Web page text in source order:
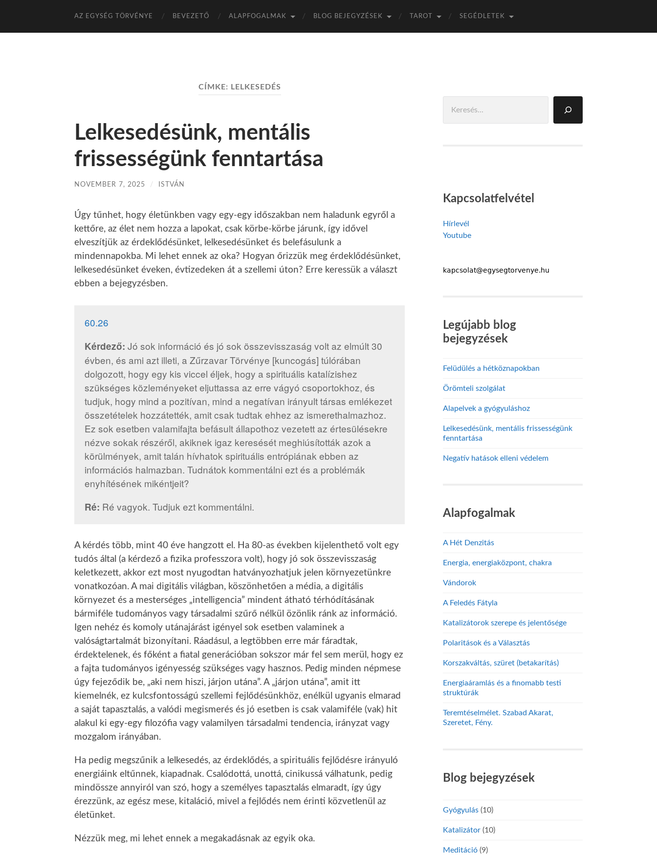
AZ EGYSÉG TÖRVÉNYE BEVEZETŐ ALAPFOGALMAK BLOG BEJEGYZÉSEK TAROT SEGÉDLETEK
CÍMKE: LELKESEDÉS
Lelkesedésünk, mentális
frissességünk fenntartása
NOVEMBER 7, 2025 / ISTVÁN
Úgy tűnhet, hogy életünkben vagy egy-egy időszakban nem haladunk egyről a
kettőre, az élet nem hozza a lapokat, csak körbe-körbe járunk, így idővel
elveszítjük az érdeklődésünket, lelkesedésünket és belefásulunk a
mindennapokba. Mi lehet ennek az oka? Hogyan őrizzük meg érdeklődésünket,
lelkesedésünket éveken, évtizedeken át a szellemi úton? Erre keressük a választ
ebben a bejegyzésben.
60.26
Kérdező: Jó sok információ és jó sok összevisszaság volt az elmúlt 30
évben, és ami azt illeti, a Zűrzavar Törvénye [kuncogás] túlórában
dolgozott, hogy egy kis viccel éljek, hogy a spirituális katalízishez
szükséges közleményeket eljuttassa az erre vágyó csoportokhoz, és
tudjuk, hogy mind a pozitívan, mind a negatívan irányult társas emlékezet
összetételek hozzátették, amit csak tudtak ehhez az ismerethalmazhoz.
Ez sok esetben valamifajta befásult állapothoz vezetett az értesülésekre
nézve sokak részéről, akiknek igaz keresését meghiúsították azok a
körülmények, amit talán hívhatok spirituális entrópiának ebben az
információs halmazban. Tudnátok kommentálni ezt és a problémák
enyhítésének mikéntjeit?
Ré: Ré vagyok. Tudjuk ezt kommentálni.
A kérdés több, mint 40 éve hangzott el. Ha 80-as években kijelenthető volt egy
tudós által (a kérdező a fizika professzora volt), hogy jó sok összevisszaság
keletkezett, akkor ezt most nyugodtan hatványozhatjuk jelen környezetünkre
vonatkozóan. A mai digitális világban, köszönhetően a média, a digitális
környezet és a mesterséges „intelligencia” mindent átható térhódításának
bármiféle tudományos vagy társadalmi szűrő nélkül özönlik ránk az információ.
Igen nehéz és komoly utánajárást igényel sok esetben valaminek a
valóságtartalmát bizonyítani. Ráadásul, a legtöbben erre már fáradtak,
érdektelenek, és főként a fiatal generációban sokszor már fel sem merül, hogy ez
a fajta tudományos igényesség szükséges vagy hasznos. Pedig minden népmese
úgy fejeződik be, „aki nem hiszi, járjon utána”. A „járjon utána”, amit itt
kiemelnék, ez kulcsfontosságú szellemi fejlődésünkhöz, enélkül ugyanis elmarad
a saját tapasztalás, a valódi megismerés és jó esetben is csak valamiféle (vak) hit
alakul ki egy-egy filozófia vagy valamilyen társadalmi tendencia, irányzat vagy
mozgalom irányában.
Ha pedig megszűnik a lelkesedés, az érdeklődés, a spirituális fejlődésre irányuló
energiáink eltűnnek, kiapadnak. Csalódottá, unottá, cinikussá válhatunk, pedig
mindössze annyiról van szó, hogy a személyes tapasztalás elmaradt, így úgy
érezzünk, az egész mese, kitaláció, mivel a fejlődés nem érinti közvetlenül az
életünket.
Nézzük meg, mi lehet ennek a megakadásnak az egyik oka.
Kapcsolatfelvétel
Hírlevél
Youtube
Legújabb blog
bejegyzések
Felüdülés a hétköznapokban
Örömteli szolgálat
Alapelvek a gyógyuláshoz
Lelkesedésünk, mentális frissességünk
fenntartása
Negatív hatások elleni védelem
Alapfogalmak
A Hét Denzitás
Energia, energiaközpont, chakra
Vándorok
A Feledés Fátyla
Katalizátorok szerepe és jelentősége
Polaritások és a Választás
Korszakváltás, szüret (betakarítás)
Energiaáramlás és a finomabb testi
struktúrák
Teremtéselmélet. Szabad Akarat,
Szeretet, Fény.
Blog bejegyzések
Gyógyulás (10)
Katalizátor (10)
Meditáció (9)